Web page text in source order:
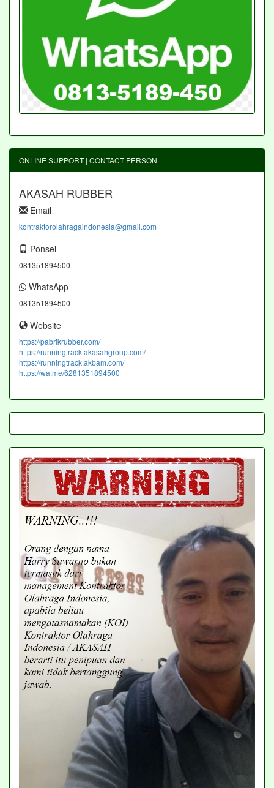
ONLINE SUPPORT | CONTACT PERSON
AKASAH RUBBER
Email
kontraktorolahragaindonesia@gmail.com
Ponsel
081351894500
WhatsApp
081351894500
Website
https://pabrikrubber.com/
https://runningtrack.akasahgroup.com/
https://runningtrack.akbam.com/
https://wa.me/6281351894500